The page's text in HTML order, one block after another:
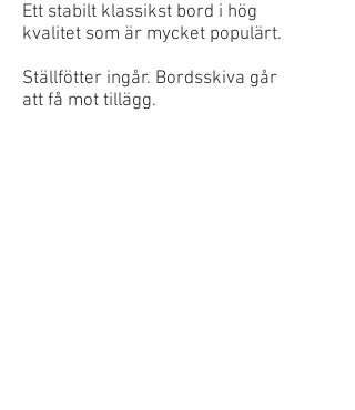
Ett stabilt klassikst bord i hög
kvalitet som är mycket populärt.
Ställfötter ingår. Bordsskiva går
att få mot tillägg.